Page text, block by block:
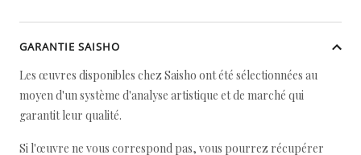
GARANTIE SAISHO
Les œuvres disponibles chez Saisho ont été sélectionnées au
moyen d'un système d'analyse artistique et de marché qui
garantit leur qualité.
Si l'œuvre ne vous correspond pas, vous pourrez récupérer